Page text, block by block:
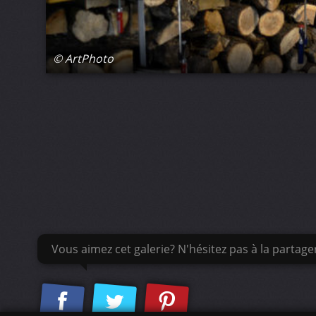
© ArtPhoto
Vous aimez cet galerie? N'hésitez pas à la